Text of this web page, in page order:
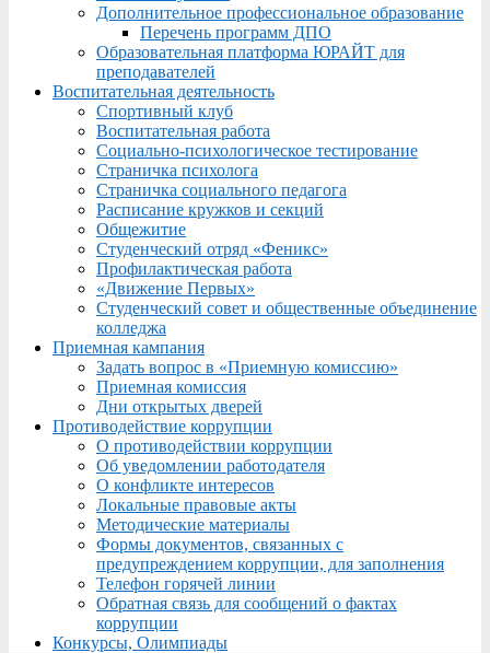
Дополнительное профессиональное образование
Перечень программ ДПО
Образовательная платформа ЮРАЙТ для
преподавателей
Воспитательная деятельность
Спортивный клуб
Воспитательная работа
Социально-психологическое тестирование
Страничка психолога
Страничка социального педагога
Расписание кружков и секций
Общежитие
Студенческий отряд «Феникс»
Профилактическая работа
«Движение Первых»
Студенческий совет и общественные объединение
колледжа
Приемная кампания
Задать вопрос в «Приемную комиссию»
Приемная комиссия
Дни открытых дверей
Противодействие коррупции
О противодействии коррупции
Об уведомлении работодателя
О конфликте интересов
Локальные правовые акты
Методические материалы
Формы документов, связанных с
предупреждением коррупции, для заполнения
Телефон горячей линии
Обратная связь для сообщений о фактах
коррупции
Конкурсы, Олимпиады